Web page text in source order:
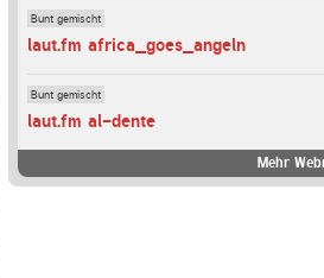
Bunt gemischt
laut.fm africa_goes_angeln
Bunt gemischt
laut.fm al-dente
Mehr